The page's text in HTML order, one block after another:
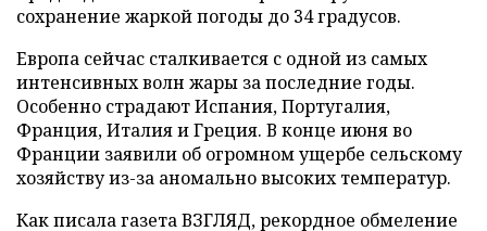
сохранение жаркой погоды до 34 градусов.
Европа сейчас сталкивается с одной из самых
интенсивных волн жары за последние годы.
Особенно страдают Испания, Португалия,
Франция, Италия и Греция. В конце июня во
Франции заявили об огромном ущербе сельскому
хозяйству из-за аномально высоких температур.
Как писала газета ВЗГЛЯД, рекордное обмеление